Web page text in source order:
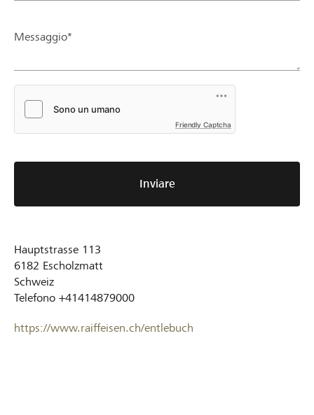
Messaggio*
Friendly Captcha
Inviare
Hauptstrasse 113
6182 Escholzmatt
Schweiz
Telefono +41414879000
https://www.raiffeisen.ch/entlebuch